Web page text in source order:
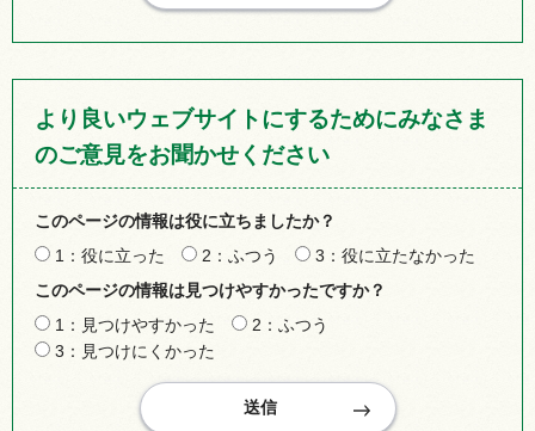
より良いウェブサイトにするためにみなさま
のご意見をお聞かせください
このページの情報は役に立ちましたか？
1：役に立った
2：ふつう
3：役に立たなかった
このページの情報は見つけやすかったですか？
1：見つけやすかった
2：ふつう
3：見つけにくかった